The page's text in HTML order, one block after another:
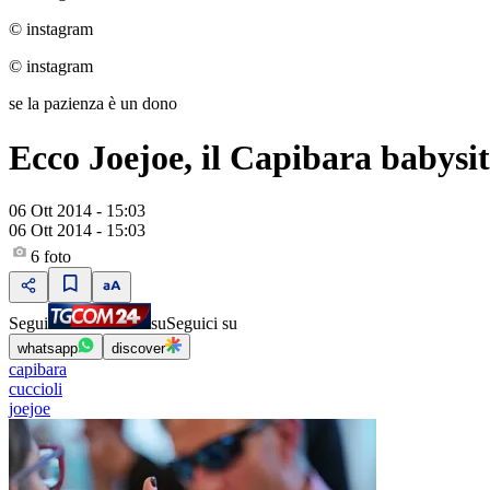
© instagram
© instagram
se la pazienza è un dono
Ecco Joejoe, il Capibara
06 Ott 2014 - 15:03
06 Ott 2014 - 15:03
6 foto
Segui suSeguici su
whatsapp discover
capibara
cuccioli
joejoe